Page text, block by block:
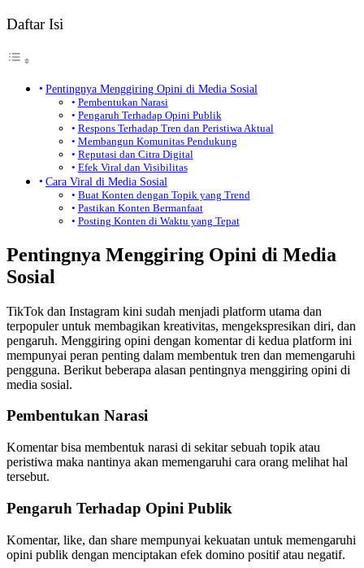
Daftar Isi
Pentingnya Menggiring Opini di Media Sosial
Pembentukan Narasi
Pengaruh Terhadap Opini Publik
Respons Terhadap Tren dan Peristiwa Aktual
Membangun Komunitas Pendukung
Reputasi dan Citra Digital
Efek Viral dan Visibilitas
Cara Viral di Media Sosial
Buat Konten dengan Topik yang Trend
Pastikan Konten Bermanfaat
Posting Konten di Waktu yang Tepat
Pentingnya Menggiring Opini di Media
Sosial
TikTok dan Instagram kini sudah menjadi platform utama dan
terpopuler untuk membagikan kreativitas, mengekspresikan diri, dan
pengaruh. Menggiring opini dengan komentar di kedua platform ini
mempunyai peran penting dalam membentuk tren dan memengaruhi
pengguna. Berikut beberapa alasan pentingnya menggiring opini di
media sosial.
Pembentukan Narasi
Komentar bisa membentuk narasi di sekitar sebuah topik atau
peristiwa maka nantinya akan memengaruhi cara orang melihat hal
tersebut.
Pengaruh Terhadap Opini Publik
Komentar, like, dan share mempunyai kekuatan untuk memengaruhi
opini publik dengan menciptakan efek domino positif atau negatif.